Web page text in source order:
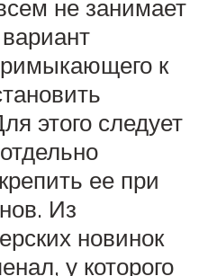
не занимает
к
этого следует
ее при
Из
новинок
у которого